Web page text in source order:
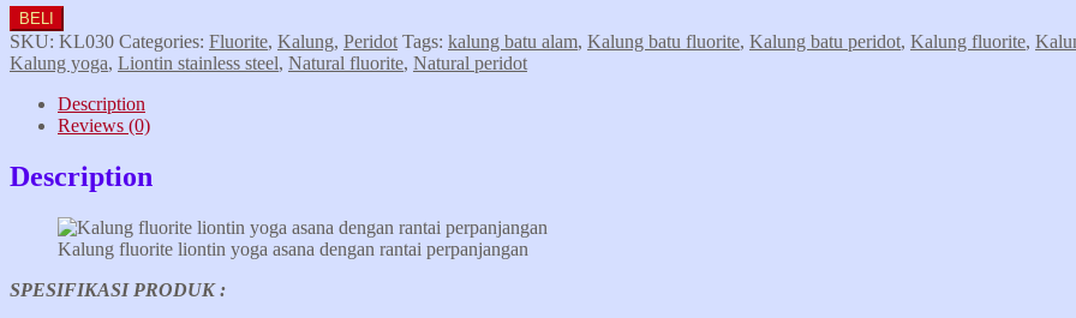
BELI
SKU: KL030 Categories: Fluorite, Kalung, Peridot Tags: kalung batu alam, Kalung batu fluorite, Kalung batu peridot, Kalung fluorite,
Kalung yoga, Liontin stainless steel, Natural fluorite, Natural peridot
Description
Reviews (0)
Description
Kalung fluorite liontin yoga asana dengan rantai perpanjangan
SPESIFIKASI PRODUK :